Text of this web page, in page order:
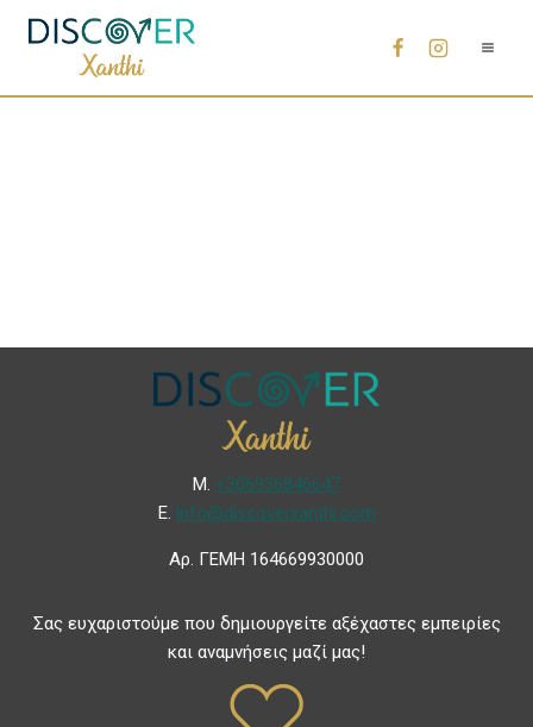
Μ. +306936846647
Ε. info@discoverxanthi.com
Αρ. ΓΕΜΗ 164669930000
Σας ευχαριστούμε που δημιουργείτε αξέχαστες εμπειρίες
και αναμνήσεις μαζί μας!